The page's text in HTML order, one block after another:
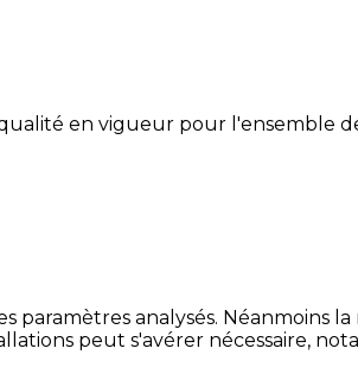
en vigueur pour l'ensemble
paramètres analysés. Néanmoins
peut s'avérer nécessaire,